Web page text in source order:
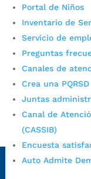
Portal de Niños
Inventario de
Servicio de
Preguntas
Canales de
Crea una PQRSD
Juntas
Canal de
(CASSIB)
Encuesta
Auto Admite
Alcaldía de
@AlcaldíaBGA
Alcaldía de
PrensaBucaramanga
de Tratamiento